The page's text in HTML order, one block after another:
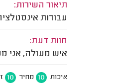
תיאור השירות:
עבודות
חוות דעת:
איש מעולה, אני
איכות 10 מחיר 10